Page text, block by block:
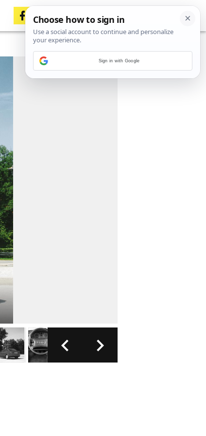
Sign in with Google